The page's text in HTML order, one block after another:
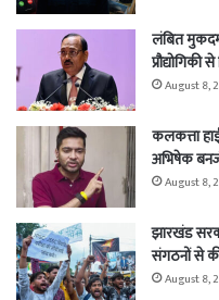
लंबित
August 8,
कलकत्ता
अभिषेक
August 8,
झारखंड
संगठनों से
August 8,